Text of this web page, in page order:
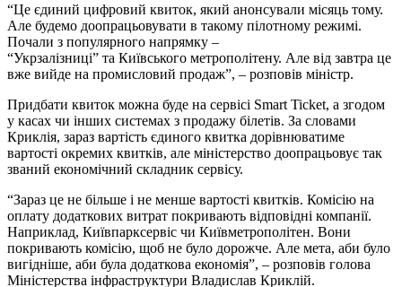
“Це єдиний цифровий квиток, який анонсували місяць тому.
Але будемо доопрацьовувати в такому пілотному режимі.
Почали з популярного напрямку –
“Укрзалізниці” та Київського метрополітену. Але від завтра це
вже вийде на промисловий продаж”, – розповів міністр.
Придбати квиток можна буде на сервісі Smart Ticket, а згодом
у касах чи інших системах з продажу білетів. За словами
Криклія, зараз вартість єдиного квитка дорівнюватиме
вартості окремих квитків, але міністерство доопрацьовує так
званий економічний складник сервісу.
“Зараз це не більше і не менше вартості квитків. Комісію на
оплату додаткових витрат покривають відповідні компанії.
Наприклад, Київпарксервіс чи Київметрополітен. Вони
покривають комісію, щоб не було дорожче. Але мета, аби було
вигідніше, аби була додаткова економія”, – розповів голова
Міністерства інфраструктури Владислав Криклій.